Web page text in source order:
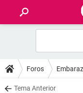
FOROS
SALUD
Foros
Tema Anterior